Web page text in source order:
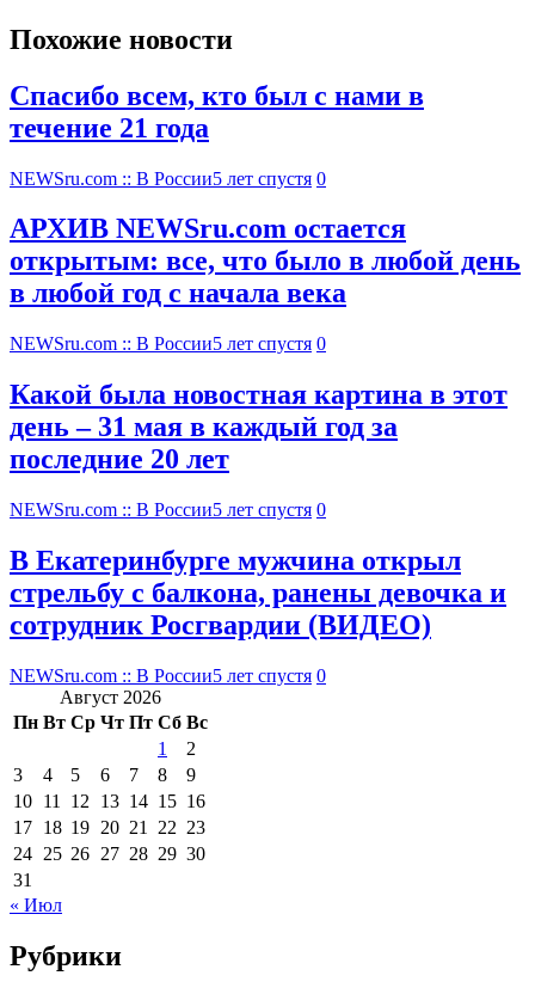
Похожие новости
Спасибо всем, кто был с нами в
течение 21 года
NEWSru.com :: В России5 лет спустя 0
АРХИВ NEWSru.com остается
открытым: все, что было в любой день
в любой год с начала века
NEWSru.com :: В России5 лет спустя 0
Какой была новостная картина в этот
день – 31 мая в каждый год за
последние 20 лет
NEWSru.com :: В России5 лет спустя 0
В Екатеринбурге мужчина открыл
стрельбу с балкона, ранены девочка и
сотрудник Росгвардии (ВИДЕО)
NEWSru.com :: В России5 лет спустя 0
Август 2026
Пн Вт Ср Чт Пт Сб Вс
1
2
3
4 5 6 7 8
9
10 11 12 13 14 15 16
17 18 19 20 21 22 23
24 25 26 27 28 29 30
31
« Июл
Рубрики